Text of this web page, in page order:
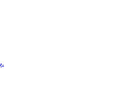
ريڊيل آئل سيل TCV پڻ هڪ وچولي ۽ تيز پريشر آئل سيل آهي جيڪو مختلف قسم جي هائيڊولڪ پمپن ۽ موٽرن لاءِ استعمال ٿيندو آهي.